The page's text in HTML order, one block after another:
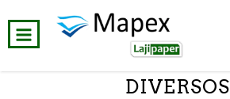
DIVERSOS